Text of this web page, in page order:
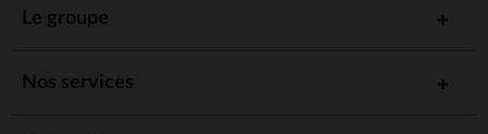
Le groupe
Nos services